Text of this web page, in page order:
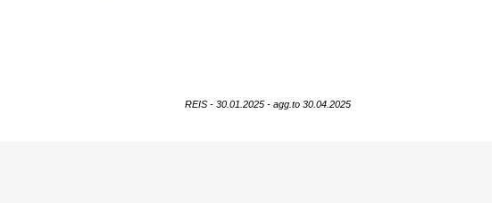
REIS - 30.01.2025 - agg.to 30.04.2025